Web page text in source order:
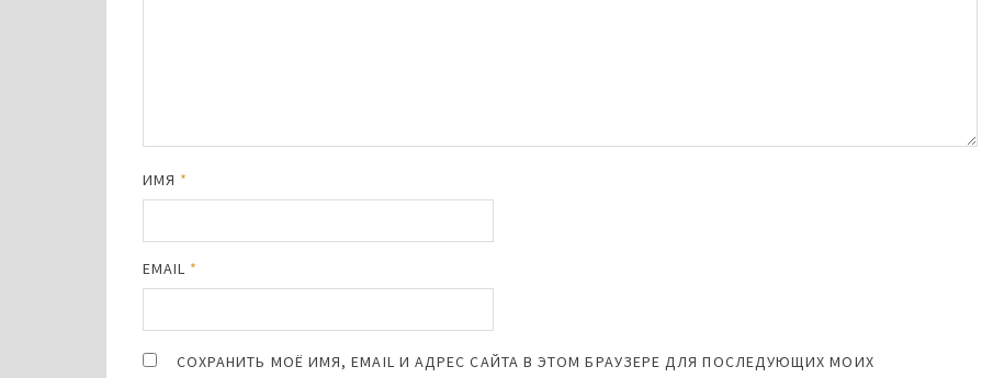
ИМЯ *
EMAIL *
СОХРАНИТЬ МОЁ ИМЯ, EMAIL И АДРЕС САЙТА В ЭТОМ БРАУЗЕРЕ ДЛЯ ПОСЛЕДУЮЩИХ МОИХ